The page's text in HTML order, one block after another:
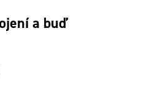
a buď